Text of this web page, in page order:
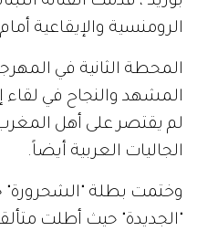
الرومنسية والإيقاعية
المحطة الثانية في
المشهد والنجاح في لقاء
لم يقتصر على أهل
الجاليات العربية أيضاً.
وختمت بطلة "الشحرورة"
"الجديدة" حيث أطلت